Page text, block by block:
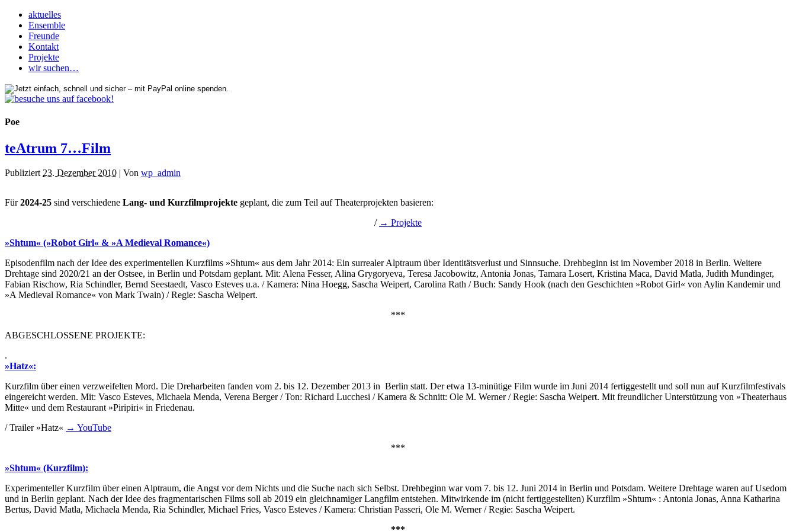
aktuelles
Ensemble
Freunde
Kontakt
Projekte
wir suchen…
Poe
teAtrum 7…Film
Publiziert 23. Dezember 2010 | Von wp_admin
Für2024-25 sind verschiedene Lang- und Kurzfilmprojekte geplant, die zum Teil auf Theaterprojekten basieren:
/ → Projekte
»Shtum« (»Robot Girl« & »A Medieval Romance«)
Episodenfilm nach der Idee des experimentellen Kurzfilms »Shtum« aus dem Jahr 2014: Ein surrealer Alptraum über Identitätsverlust und Sinnsuche. Drehbeginn ist im November 2018 in Berlin. Weitere
Drehtage sind 2020/21 an der Ostsee, in Berlin und Potsdam geplant. Mit: Alena Fesser, Alina Grygoryeva, Teresa Jacobowitz, Antonia Jonas, Tamara Losert, Kristina Maca, David Matla, Judith Mundinger,
Fabian Rischow, Ria Schindler, Bernd Seestaedt, Vasco Esteves u.a. / Kamera: Nina Hoegg, Sascha Weipert, Carolina Rath / Buch: Sandy Hook (nach den Geschichten »Robot Girl« von Aylin Kandemir und
»A Medieval Romance« von Mark Twain) / Regie: Sascha Weipert.
***
ABGESCHLOSSENE PROJEKTE:
.
»Hatz«:
Kurzfilm über einen verzweifelten Mord. Die Dreharbeiten fanden vom 2. bis 12. Dezember 2013 in Berlin statt. Der etwa 13-minütige Film wurde im Juni 2014 fertiggestellt und soll nun auf Kurzfilmfestivals
eingereicht werden. Mit: Vasco Esteves, Michaela Menda, Verena Berger / Ton: Richard Lucchesi / Kamera & Schnitt: Ole M. Werner / Regie: Sascha Weipert. Mit freundlicher Unterstützung von »Theaterhaus
Mitte« und dem Restaurant »Piripiri« in Friedenau.
/ Trailer »Hatz« → YouTube
***
»Shtum« (Kurzfilm):
Experimenteller Kurzfilm über einen Alptraum, die Angst vor dem Nichts und die Suche nach sich Selbst. Drehbeginn war vom 7. bis 12. Juni 2014 in Berlin und Potsdam. Weitere Drehtage waren auf Usedom
und in Berlin geplant. Nach der Idee des fragmentarischen Films soll ab 2019 ein gleichnamiger Langfilm entstehen. Mitwirkende im (nicht fertiggestellten) Kurzfilm »Shtum« : Antonia Jonas, Anna Katharina
Bertus, David Matla, Michaela Menda, Ria Schindler, Michael Fries, Vasco Esteves / Kamera: Christian Passeri, Ole M. Werner / Regie: Sascha Weipert.